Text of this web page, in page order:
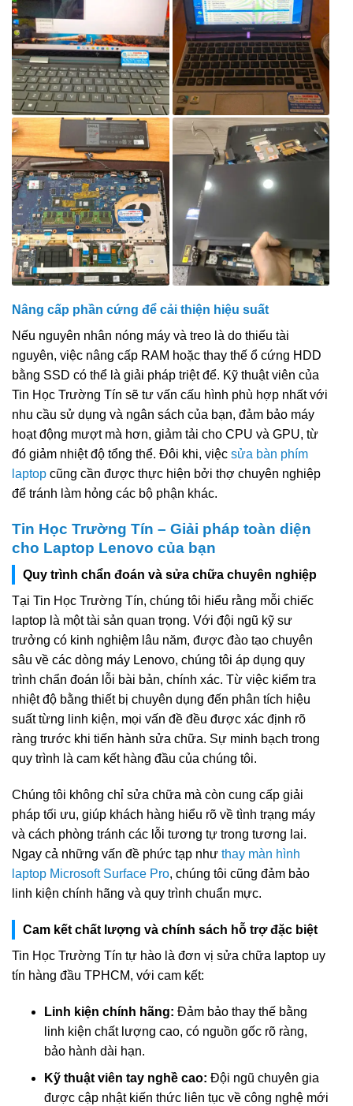
Nâng cấp phần cứng để cải thiện hiệu suất
Nếu nguyên nhân nóng máy và treo là do thiếu tài
nguyên, việc nâng cấp RAM hoặc thay thế ổ cứng HDD
bằng SSD có thể là giải pháp triệt để. Kỹ thuật viên của
Tin Học Trường Tín sẽ tư vấn cấu hình phù hợp nhất với
nhu cầu sử dụng và ngân sách của bạn, đảm bảo máy
hoạt động mượt mà hơn, giảm tải cho CPU và GPU, từ
đó giảm nhiệt độ tổng thể. Đôi khi, việc sửa bàn phím
laptop cũng cần được thực hiện bởi thợ chuyên nghiệp
để tránh làm hỏng các bộ phận khác.
Tin Học Trường Tín – Giải pháp toàn diện
cho Laptop Lenovo của bạn
Quy trình chẩn đoán và sửa chữa chuyên nghiệp
Tại Tin Học Trường Tín, chúng tôi hiểu rằng mỗi chiếc
laptop là một tài sản quan trọng. Với đội ngũ kỹ sư
trưởng có kinh nghiệm lâu năm, được đào tạo chuyên
sâu về các dòng máy Lenovo, chúng tôi áp dụng quy
trình chẩn đoán lỗi bài bản, chính xác. Từ việc kiểm tra
nhiệt độ bằng thiết bị chuyên dụng đến phân tích hiệu
suất từng linh kiện, mọi vấn đề đều được xác định rõ
ràng trước khi tiến hành sửa chữa. Sự minh bạch trong
quy trình là cam kết hàng đầu của chúng tôi.
Chúng tôi không chỉ sửa chữa mà còn cung cấp giải
pháp tối ưu, giúp khách hàng hiểu rõ về tình trạng máy
và cách phòng tránh các lỗi tương tự trong tương lai.
Ngay cả những vấn đề phức tạp như thay màn hình
laptop Microsoft Surface Pro, chúng tôi cũng đảm bảo
linh kiện chính hãng và quy trình chuẩn mực.
Cam kết chất lượng và chính sách hỗ trợ đặc biệt
Tin Học Trường Tín tự hào là đơn vị sửa chữa laptop uy
tín hàng đầu TPHCM, với cam kết:
Linh kiện chính hãng: Đảm bảo thay thế bằng
linh kiện chất lượng cao, có nguồn gốc rõ ràng,
bảo hành dài hạn.
Kỹ thuật viên tay nghề cao: Đội ngũ chuyên gia
được cập nhật kiến thức liên tục về công nghệ mới